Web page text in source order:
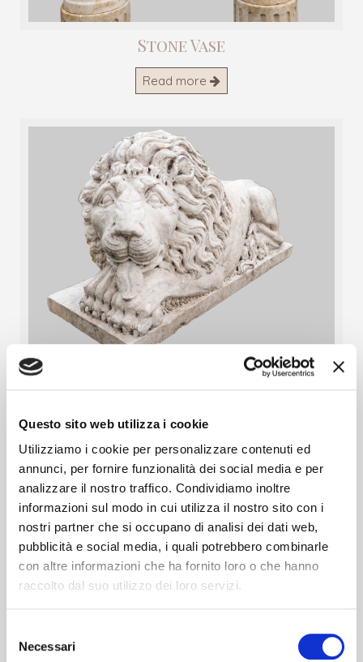
Questo sito web utilizza i cookie
Utilizziamo i cookie per personalizzare contenuti ed
annunci, per fornire funzionalità dei social media e per
analizzare il nostro traffico. Condividiamo inoltre
informazioni sul modo in cui utilizza il nostro sito con i
nostri partner che si occupano di analisi dei dati web,
pubblicità e social media, i quali potrebbero combinarle
con altre informazioni che ha fornito loro o che hanno
raccolto dal suo utilizzo dei loro servizi.
delNecessari
Stone Vase
Read more